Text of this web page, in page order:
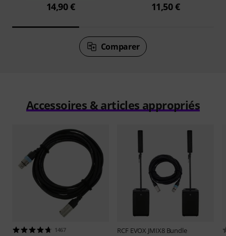
14,90 € 11,50 €
Comparer
Accessoires & articles appropriés
1467 RCF EVOX JMIX8 Bundle